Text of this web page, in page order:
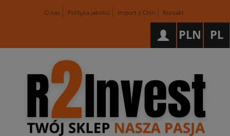
O nas Polityka jakości Import z Chin Kontakt
PL
PLN